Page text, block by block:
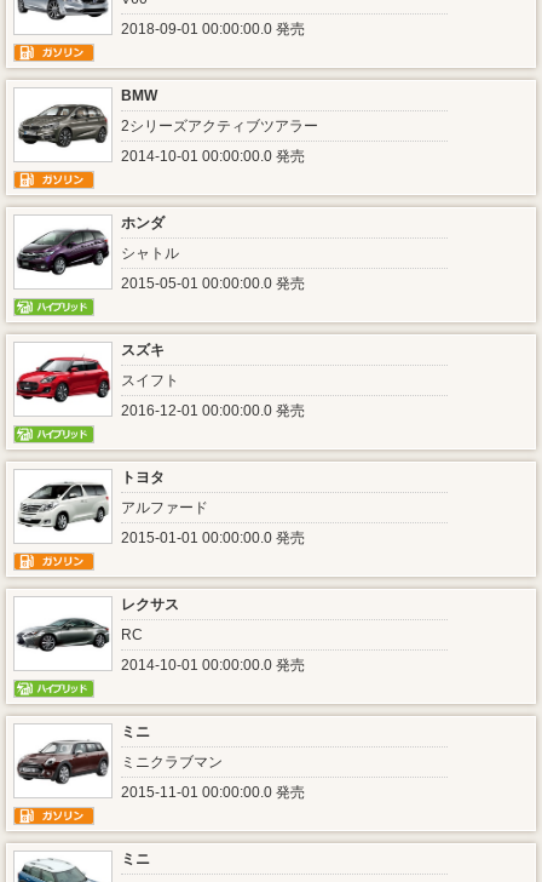
2018-09-01 00:00:00.0 発売
BMW
2シリーズアクティブツアラー
2014-10-01 00:00:00.0 発売
ホンダ
シャトル
2015-05-01 00:00:00.0 発売
スズキ
スイフト
2016-12-01 00:00:00.0 発売
トヨタ
アルファード
2015-01-01 00:00:00.0 発売
レクサス
RC
2014-10-01 00:00:00.0 発売
ミニ
ミニクラブマン
2015-11-01 00:00:00.0 発売
ミニ